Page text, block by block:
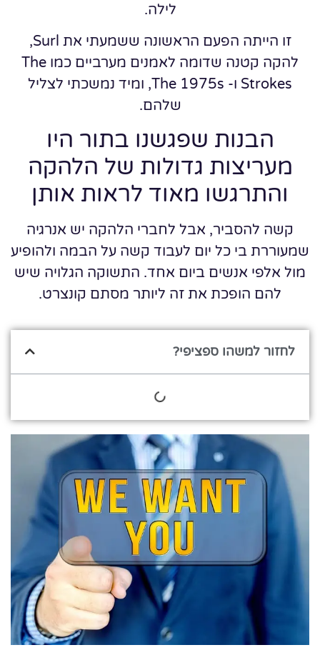
לילה.
זו הייתה הפעם הראשונה ששמעתי את Surl,
להקה קטנה שדומה לאמנים מערביים כמו The
Strokes ו- The 1975s, ומיד נמשכתי לצליל
שלהם.
הבנות שפגשנו בתור היו
מעריצות גדולות של הלהקה
והתרגשו מאוד לראות אותן
קשה להסביר, אבל לחברי הלהקה יש אנרגיה
שמעוררת בי כל יום לעבוד קשה על הבמה ולהופיע
מול אלפי אנשים ביום אחד. התשוקה הגלויה שיש
להם הופכת את זה ליותר מסתם קונצרט.
לחזור למשהו ספציפי?